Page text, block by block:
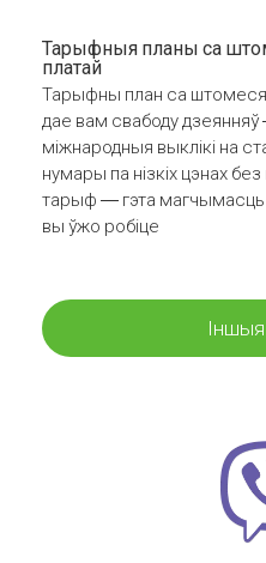
Тарыфныя планы са
платай
Тарыфны план са
дае вам свабоду
міжнародныя выклікі на
нумары па нізкіх цэнах
тарыф — гэта магчымасць
вы ўжо робіце